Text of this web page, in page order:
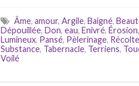
Âme, amour, Argile, Baigné,
Dépouillée, Don, eau, Enivré, Érosion,
Lumineux, Pansé, Pèlerinage, Récolte
Substance, Tabernacle, Terriens,
Voilé